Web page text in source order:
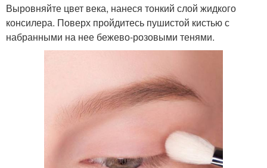
Выровняйте цвет века, нанеся тонкий слой жидкого
консилера. Поверх пройдитесь пушистой кистью с
набранными на нее бежево-розовыми тенями.